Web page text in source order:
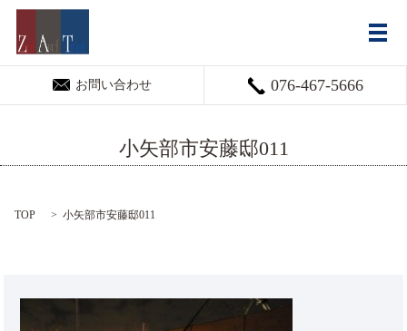
お問い合わせ 076-467-5666
メ
小矢部市安藤邸011
TOP 小矢部市安藤邸011